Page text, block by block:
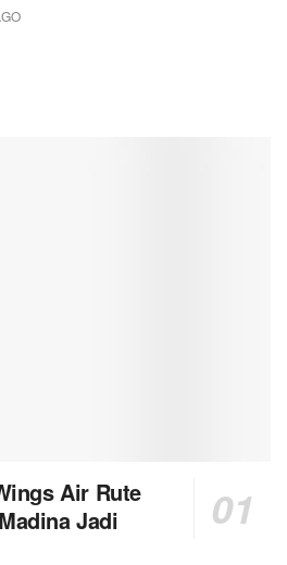
Air Rute
Jadi